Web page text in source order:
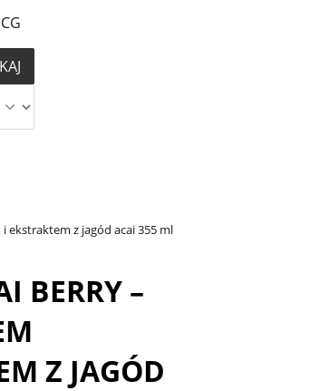
i ekstraktem z jagód acai 355 ml
BERRY –
Z JAGÓD